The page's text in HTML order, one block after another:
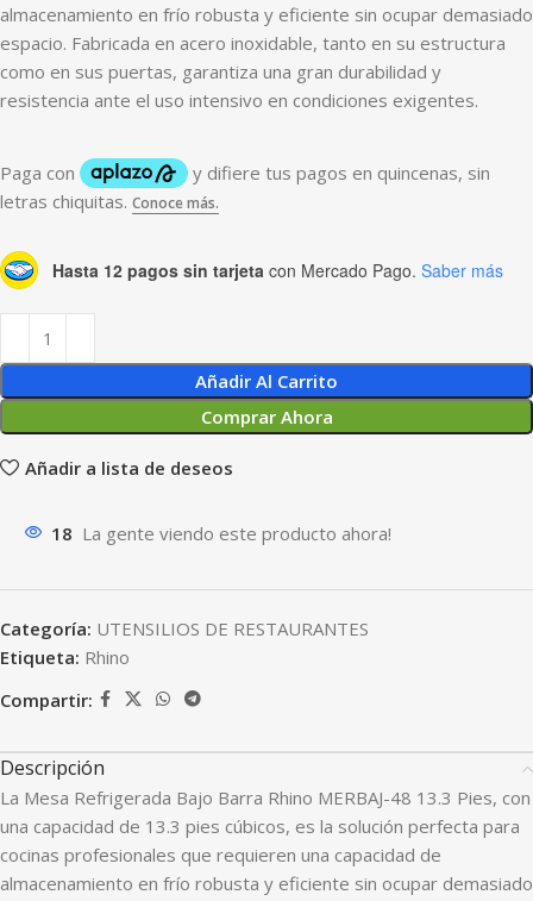
almacenamiento en frío robusta y eficiente sin ocupar demasiado
espacio. Fabricada en acero inoxidable, tanto en su estructura
como en sus puertas, garantiza una gran durabilidad y
resistencia ante el uso intensivo en condiciones exigentes.
Hasta 12 pagos sin tarjeta con Mercado Pago. Saber más
Añadir Al Carrito
Comprar Ahora
Añadir a lista de deseos
18 La gente viendo este producto ahora!
Categoría: UTENSILIOS DE RESTAURANTES
Etiqueta: Rhino
Compartir:
Descripción
La Mesa Refrigerada Bajo Barra Rhino MERBAJ-48 13.3 Pies, con
una capacidad de 13.3 pies cúbicos, es la solución perfecta para
cocinas profesionales que requieren una capacidad de
almacenamiento en frío robusta y eficiente sin ocupar demasiado